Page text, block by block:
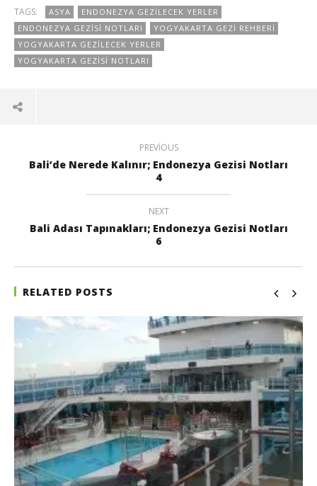
TAGS: ASYA
ENDONEZYA GEZILECEK YERLER
ENDONEZYA GEZISI NOTLARI
YOGYAKARTA GEZI REHBERI
YOGYAKARTA GEZILECEK YERLER
YOGYAKARTA GEZISI NOTLARI
PREVIOUS
Bali’de Nerede Kalınır; Endonezya Gezisi Notları
4
NEXT
Bali Adası Tapınakları; Endonezya Gezisi Notları
6
RELATED POSTS